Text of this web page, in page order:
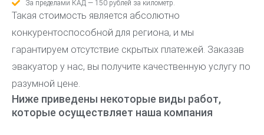
За пределами КАД — 150 рублей за километр.
Такая стоимость является абсолютно
конкурентоспособной для региона, и мы
гарантируем отсутствие скрытых платежей. Заказав
эвакуатор у нас, вы получите качественную услугу по
разумной цене.
Ниже приведены некоторые виды работ,
которые осуществляет наша компания